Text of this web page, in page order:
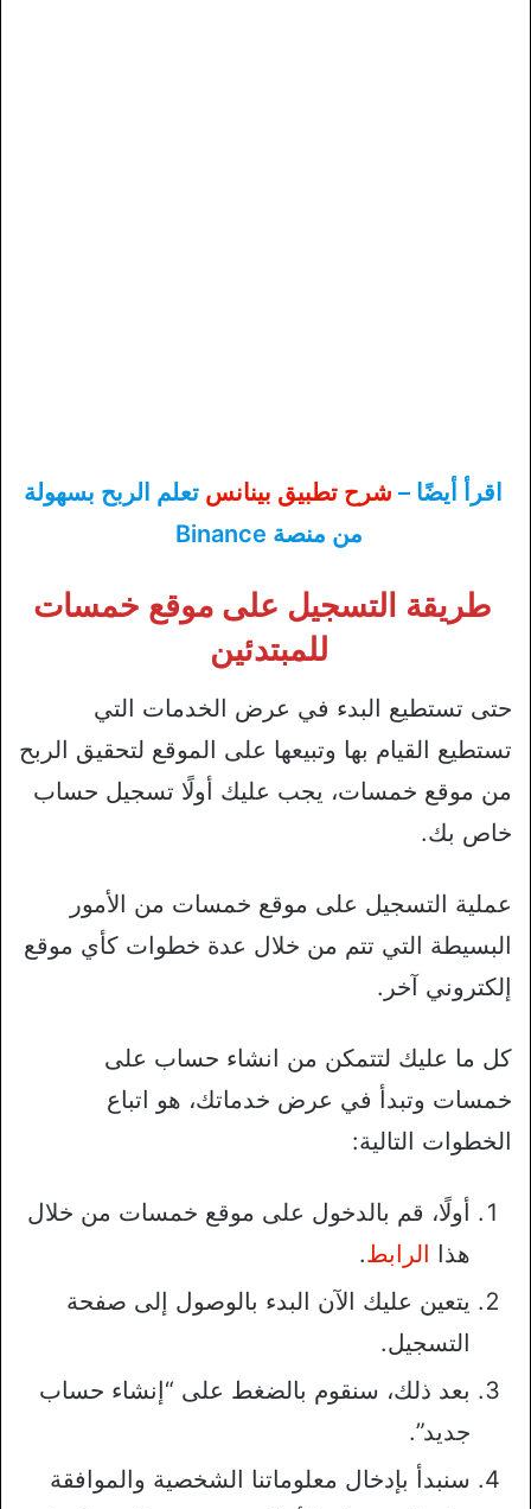
اقرأ أيضًا – شرح تطبيق بينانس تعلم الربح بسهولة
من منصة Binance
طريقة التسجيل على موقع خمسات
للمبتدئين
حتى تستطيع البدء في عرض الخدمات التي
تستطيع القيام بها وتبيعها على الموقع لتحقيق الربح
من موقع خمسات، يجب عليك أولًا تسجيل حساب
خاص بك.
عملية التسجيل على موقع خمسات من الأمور
البسيطة التي تتم من خلال عدة خطوات كأي موقع
إلكتروني آخر.
كل ما عليك لتتمكن من انشاء حساب على
خمسات وتبدأ في عرض خدماتك، هو اتباع
الخطوات التالية:
أولًا، قم بالدخول على موقع خمسات من خلال
هذا الرابط.
يتعين عليك الآن البدء بالوصول إلى صفحة
التسجيل.
بعد ذلك، سنقوم بالضغط على “إنشاء حساب
جديد”.
سنبدأ بإدخال معلوماتنا الشخصية والموافقة